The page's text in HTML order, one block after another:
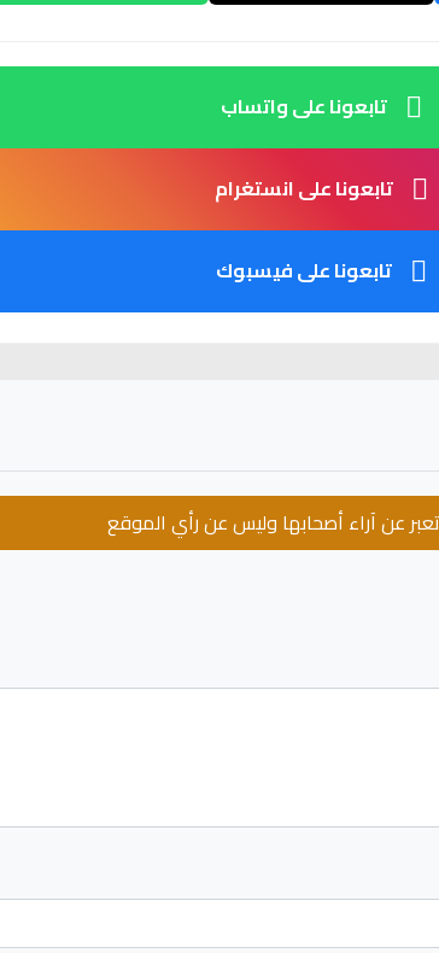
تابعونا على واتساب
تابعونا على انستغرام
تابعونا على فيسبوك
تعبر عن آراء أصحابها وليس عن رأي الموقع